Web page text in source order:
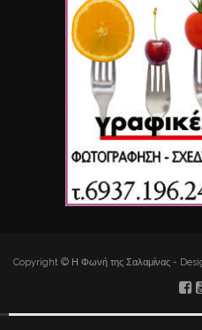
Copyright © Η Φωνή της Σαλαμίνας -